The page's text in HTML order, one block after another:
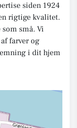
siden 1924
rigtige kvalitet.
små. Vi
farver og
i dit hjem